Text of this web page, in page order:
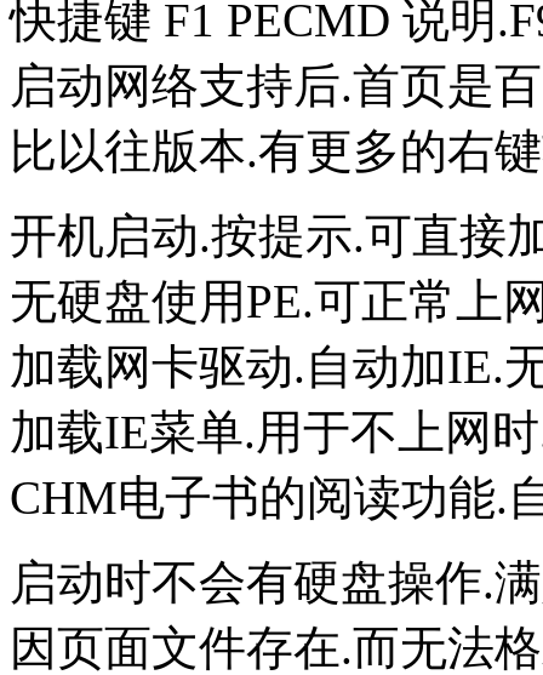
快捷键 F1 PECMD 说明
启动网络支持后.首页是
比以往版本.有更多的右
开机启动.按提示.可直接
无硬盘使用PE.可正常上
加载网卡驱动.自动加IE.
加载IE菜单.用于不上网
CHM电子书的阅读功能.
启动时不会有硬盘操作.
因页面文件存在.而无法